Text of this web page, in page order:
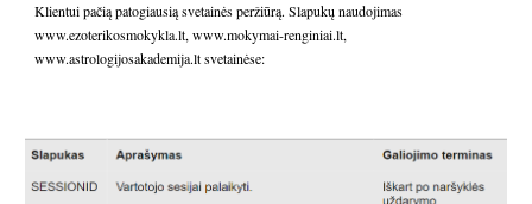
Klientui pačią patogiausią svetainės peržiūrą. Slapukų naudojimas
www.ezoterikosmokykla.lt,www.mokymai-renginiai.lt,
www.astrologijosakademija.ltsvetainėse: